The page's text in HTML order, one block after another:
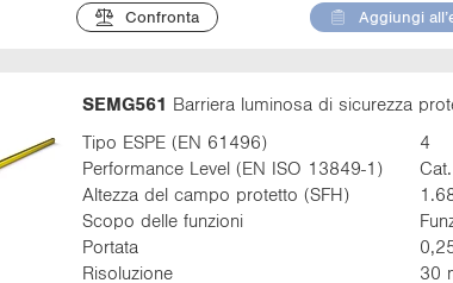
Confronta Aggiungi
SEMG561 Barriera luminosa di sicurezza
Tipo ESPE (EN 61496)
4
Performance Level (EN ISO 13849-1)
Altezza del campo protetto (SFH)
Scopo delle funzioni
Portata
Risoluzione
30